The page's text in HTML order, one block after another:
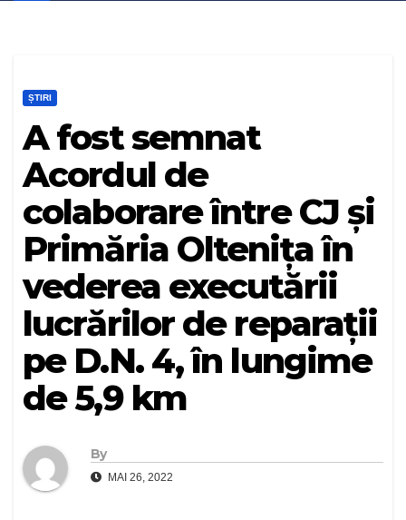
ȘTIRI
A fost semnat
Acordul de
colaborare între CJ și
Primăria Oltenița în
vederea executării
lucrărilor de reparații
pe D.N. 4, în lungime
de 5,9 km
By
MAI 26, 2022